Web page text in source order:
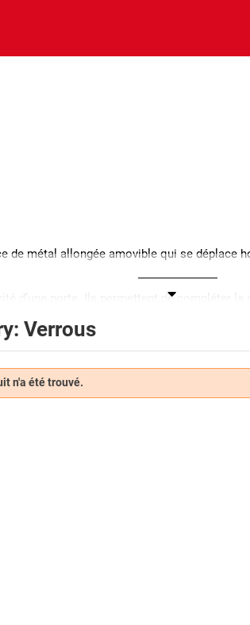
de métal allongée amovible qui se déplace
d’une porte. Ils permettent de compléter
posé à droite comme à gauche de la
type de verrous de porte. Parmi les plus
l’ancien verrou et sa gâche. Placez le
deux autres vis et replacez le boîtier.
cylindres de longueur variant de 30 à 60
le verrou et d’une gâche à équerre,
Verrous
n'a été trouvé.